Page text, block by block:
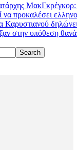
ΜακΓκρέγκορ:
να προκαλέσει
Καρυστιανού
στην υπόθεση